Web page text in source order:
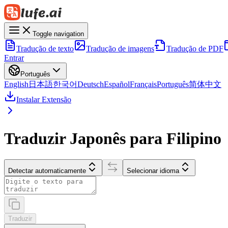
Toggle navigation
Tradução de texto Tradução de imagens Tradução de PDF
Entrar
Português
English 日本語한국어DeutschEspañolFrançaisPortuguês简体中文
Instalar Extensão
Traduzir Japonês para Filipino
Detectar automaticamente Selecionar idioma
Traduzir